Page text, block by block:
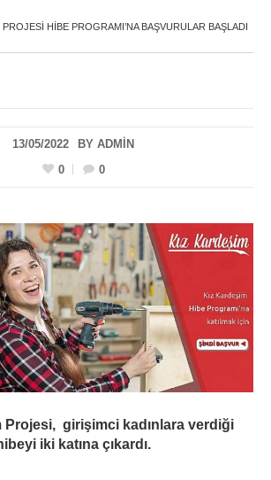
HIBE PROGRAMI’NA BAŞVURULAR BAŞLADI
13/05/2022 BY ADMIN
0
0
Projesi, girişimci kadınlara verdiği
iki katına çıkardı.